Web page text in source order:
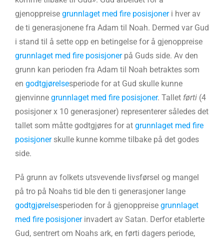
gjenoppreise grunnlaget med fire posisjoneri hver av
de ti generasjonene fra Adam til Noah. Dermed var Gud
i stand til å sette opp en betingelse for å gjenoppreise
grunnlaget med fire posisjonerpå Guds side. Av den
grunn kan perioden fra Adam til Noah betraktes som
en godtgjørelsesperiode for at Gud skulle kunne
gjenvinne grunnlaget med fire posisjoner. Tallet førti (4
posisjoner x 10 generasjoner) representerer således det
tallet som måtte godtgjøres for at grunnlaget med fire
posisjonerskulle kunne komme tilbake på det godes
side.
På grunn av folkets utsvevende livsførsel og mangel
på tro på Noahs tid ble den ti generasjoner lange
godtgjørelsesperioden for å gjenoppreise grunnlaget
med fire posisjonerinvadert av Satan. Derfor etablerte
Gud, sentrert om Noahs ark, en førti dagers periode,